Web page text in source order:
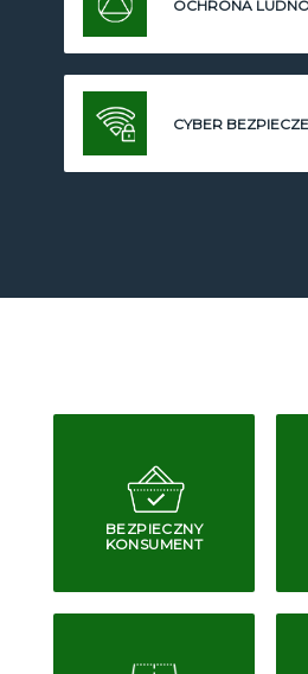
OCHRONA
CYBER
BEZPIECZNY
KONSUMENT